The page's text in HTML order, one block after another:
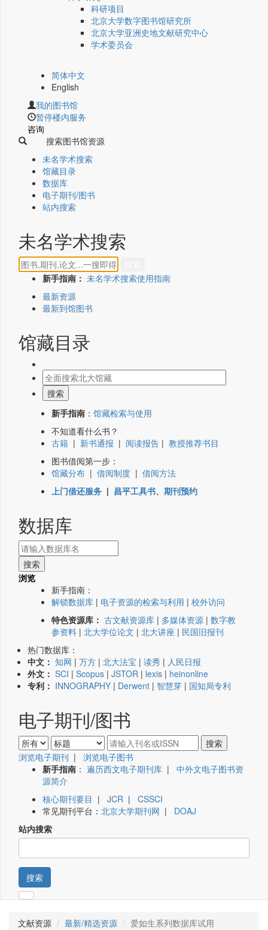
科研项目
北京大学数字图书馆研究所
北京大学亚洲史地文献研究中心
学术委员会
简体中文
English
我的图书馆
暂停楼内服务
咨询
搜索图书馆资源
未名学术搜索
馆藏目录
数据库
电子期刊/图书
站内搜索
未名学术搜索
新手指南： 未名学术搜索使用指南
最新资源
最新到馆图书
馆藏目录
新手指南 ： 馆藏检索与使用
不知道看什么书？
古籍 | 新书通报 | 阅读报告 | 教授推荐书目
图书借阅第一步：
馆藏分布 | 借阅制度 | 借阅方法
上门借还服务 | 昌平工具书、期刊预约
数据库
浏览
新手指南：
解锁数据库 | 电子资源的检索与利用 | 校外访问
特色资源库： 古文献资源库 | 多媒体资源 | 数字教
参资料 | 北大学位论文 | 北大讲座 | 民国旧报刊
热门数据库：
中文： 知网 | 万方 | 北大法宝 | 读秀 | 人民日报
外文： SCI | Scopus | JSTOR | lexis | heinonline
专利： INNOGRAPHY | Derwent | 智慧芽 | 国知局专利
电子期刊/图书
浏览电子期刊 | 浏览电子图书
新手指南 ： 遍历西文电子期刊库 | 中外文电子图书资
源简介
核心期刊要目 | JCR | CSSCI
常见期刊平台： 北京大学期刊网 | DOAJ
站内搜索
搜索
文献资源 最新/精选资源 爱如生系列数据库试用